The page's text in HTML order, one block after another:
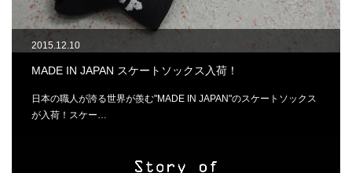
2015.12.10
MADE IN JAPAN スケートソックス入荷！
日本の職人が誇る世界が羨む"MADE IN JAPAN"のスケートソックス
が入荷！スケー…